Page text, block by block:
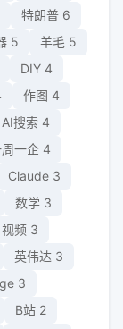
特朗普 6
5 羊毛 5
DIY 4
作图 4
AI搜索 4
一企 4
Claude 3
数学 3
视频 3
英伟达 3
3
B站 2